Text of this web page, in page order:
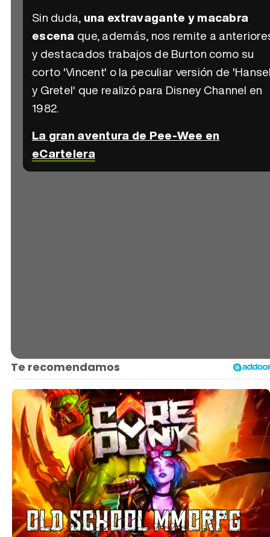
Sin duda, una extravagante y macabra
escena que, además, nos remite a
y destacados trabajos de Burton como su
corto 'Vincent' o la peculiar versión de
y Gretel' que realizó para Disney Channel en
1982.
La gran aventura de Pee-Wee en
eCartelera